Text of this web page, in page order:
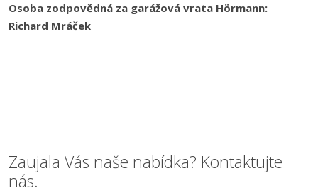
Osoba zodpovědná za garážová vrata Hörmann:
Richard Mráček
Zaujala Vás naše nabídka? Kontaktujte
nás.